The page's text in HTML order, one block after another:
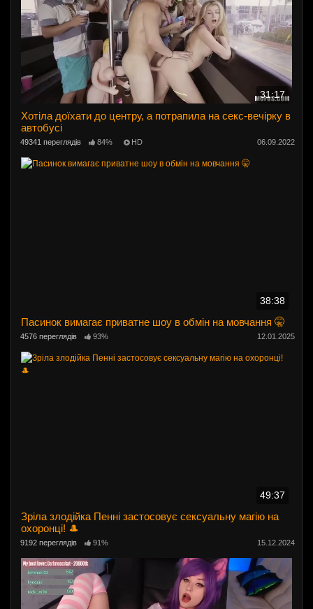
31:17
Хотіла доїхати до центру, а потрапила на секс-вечірку в
автобусі
49341 переглядів 84% HD 06.09.2022
38:38
Пасинок вимагає приватне шоу в обмін на мовчання 🤫
4576 переглядів 93% 12.01.2025
49:37
Зріла злодійка Пенні застосовує сексуальну магію на
охоронці! 🎩
9192 переглядів 91% 15.12.2024